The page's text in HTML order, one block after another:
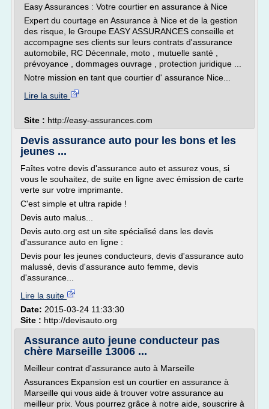
Easy Assurances : Votre courtier en assurance à Nice
Expert du courtage en Assurance à Nice et de la gestion
des risque, le Groupe EASY ASSURANCES conseille et
accompagne ses clients sur leurs contrats d'assurance
automobile, RC Décennale, moto , mutuelle santé ,
prévoyance , dommages ouvrage , protection juridique ...
Notre mission en tant que courtier d' assurance Nice...
Lire la suite
Site : http://easy-assurances.com
Devis assurance auto pour les bons et les
jeunes ...
Faîtes votre devis d'assurance auto et assurez vous, si
vous le souhaitez, de suite en ligne avec émission de carte
verte sur votre imprimante.
C'est simple et ultra rapide !
Devis auto malus...
Devis auto.org est un site spécialisé dans les devis
d'assurance auto en ligne :
Devis pour les jeunes conducteurs, devis d'assurance auto
malussé, devis d'assurance auto femme, devis
d'assurance...
Lire la suite
Date: 2015-03-24 11:33:30
Site : http://devisauto.org
Assurance auto jeune conducteur pas
chère Marseille 13006 ...
Meilleur contrat d'assurance auto à Marseille
Assurances Expansion est un courtier en assurance à
Marseille qui vous aide à trouver votre assurance au
meilleur prix. Vous pourrez grâce à notre aide, souscrire à